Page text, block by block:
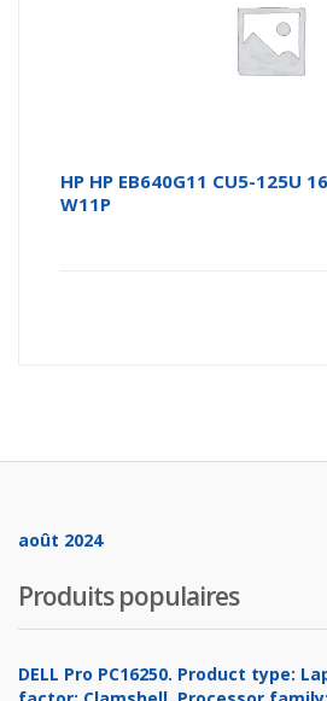
HP HP EB640G11 CU5-125U
W11P
août 2024
Produits populaires
DELL Pro PC16250. Product type: